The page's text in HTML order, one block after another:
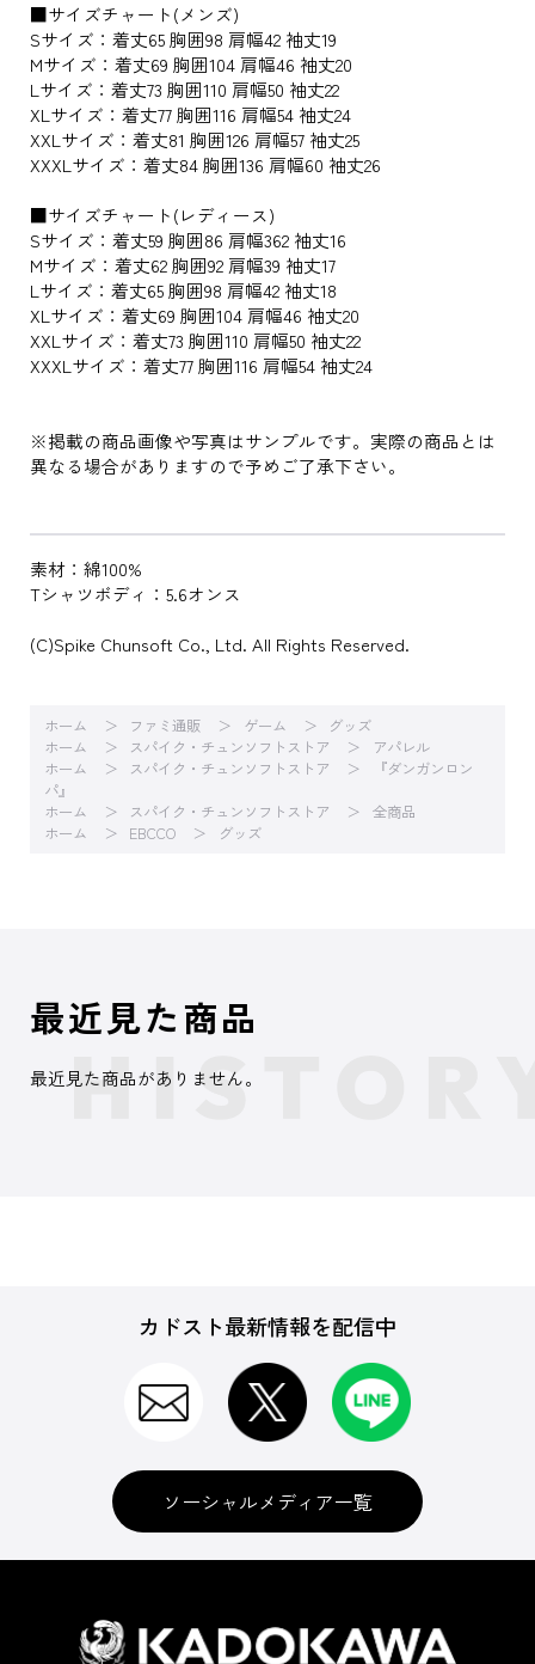
■サイズチャート(メンズ)
Sサイズ：着丈65 胸囲98 肩幅42 袖丈19
Mサイズ：着丈69 胸囲104 肩幅46 袖丈20
Lサイズ：着丈73 胸囲110 肩幅50 袖丈22
XLサイズ：着丈77 胸囲116 肩幅54 袖丈24
XXLサイズ：着丈81 胸囲126 肩幅57 袖丈25
XXXLサイズ：着丈84 胸囲136 肩幅60 袖丈26
■サイズチャート(レディース)
Sサイズ：着丈59 胸囲86 肩幅362 袖丈16
Mサイズ：着丈62 胸囲92 肩幅39 袖丈17
Lサイズ：着丈65 胸囲98 肩幅42 袖丈18
XLサイズ：着丈69 胸囲104 肩幅46 袖丈20
XXLサイズ：着丈73 胸囲110 肩幅50 袖丈22
XXXLサイズ：着丈77 胸囲116 肩幅54 袖丈24
※掲載の商品画像や写真はサンプルです。実際の商品とは
異なる場合がありますので予めご了承下さい。
素材：綿100%
Tシャツボディ：5.6オンス
(C)Spike Chunsoft Co., Ltd. All Rights Reserved.
ホーム ファミ通販 ゲーム
グッズ
ホーム
スパイク・チュンソフトストア
アパレル
ホーム
スパイク・チュンソフトストア
『ダンガンロン
パ』
ホーム
スパイク・チュンソフトストア
全商品
ホーム
EBCCO グッズ
最近見た商品
最近見た商品がありません。
カドスト最新情報を配信中
ソーシャルメディア一覧